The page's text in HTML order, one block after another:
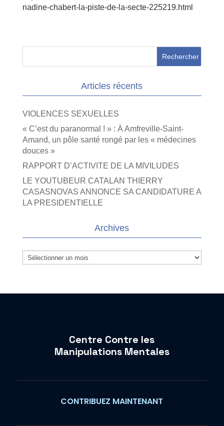
nadine-chabert-la-piste-de-la-secte-225219.html
Articles récents
VIOLENCES SEXUELLES
« C’est du paranormal ! » : À Amfreville-Saint-
Amand, un pôle santé rongé par les « médecines
douces »
RAPPORT D’ACTIVITE DE LA MIVILUDES
LE YOUTUBEUR CATALAN THIERRY
CASASNOVAS ANNONCE SA CANDIDATURE A
LA PRESIDENTIELLE
Archives
Archives
Centre Contre les
Manipulations Mentales
CONTRIBUEZ MAINTENANT